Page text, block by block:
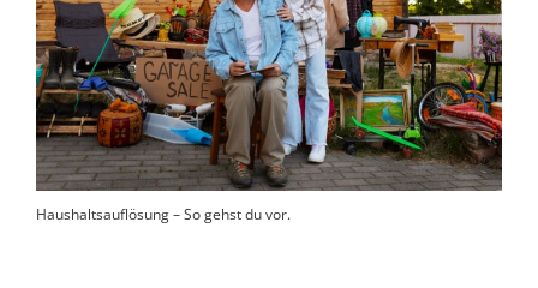
Haushaltsauflösung – So gehst du vor.